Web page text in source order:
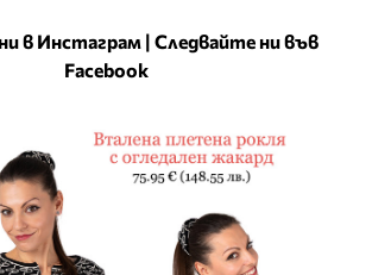
в Инстаграм | Следвайте ни във
Facebook